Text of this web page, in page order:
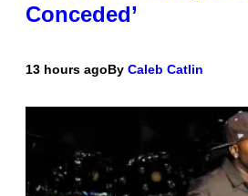
Conceded’
13 hours agoBy Caleb Catlin